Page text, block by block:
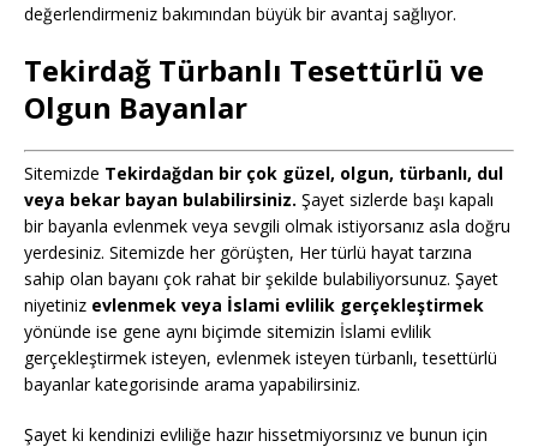
değerlendirmeniz bakımından büyük bir avantaj sağlıyor.
Tekirdağ Türbanlı Tesettürlü ve
Olgun Bayanlar
Sitemizde Tekirdağdan bir çok güzel, olgun, türbanlı, dul
veya bekar bayan bulabilirsiniz. Şayet sizlerde başı kapalı
bir bayanla evlenmek veya sevgili olmak istiyorsanız asla doğru
yerdesiniz. Sitemizde her görüşten, Her türlü hayat tarzına
sahip olan bayanı çok rahat bir şekilde bulabiliyorsunuz. Şayet
niyetiniz evlenmek veya İslami evlilik gerçekleştirmek
yönünde ise gene aynı biçimde sitemizin İslami evlilik
gerçekleştirmek isteyen, evlenmek isteyen türbanlı, tesettürlü
bayanlar kategorisinde arama yapabilirsiniz.
Şayet ki kendinizi evliliğe hazır hissetmiyorsınız ve bunun için